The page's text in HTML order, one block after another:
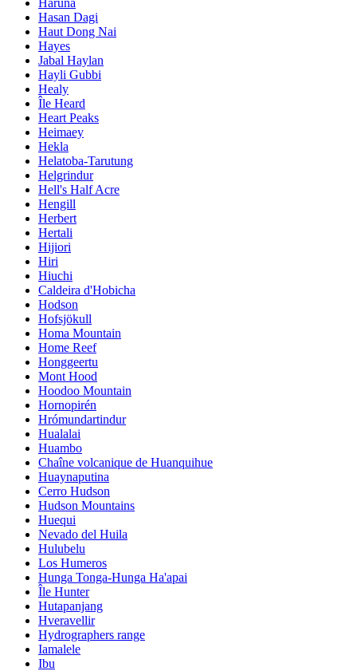
Hasan Dagi
Haut Dong Nai
Hayes
Jabal Haylan
Hayli Gubbi
Healy
Île Heard
Heart Peaks
Heimaey
Hekla
Helatoba-Tarutung
Helgrindur
Hell's Half Acre
Hengill
Herbert
Hertali
Hijiori
Hiri
Hiuchi
Caldeira d'Hobicha
Hodson
Hofsjökull
Homa Mountain
Home Reef
Honggeertu
Mont Hood
Hoodoo Mountain
Hornopirén
Hrómundartindur
Hualalai
Huambo
Chaîne volcanique de Huanquihue
Huaynaputina
Cerro Hudson
Hudson Mountains
Huequi
Nevado del Huila
Hulubelu
Los Humeros
Hunga Tonga-Hunga Ha'apai
Île Hunter
Hutapanjang
Hveravellir
Hydrographers range
Iamalele
Ibu